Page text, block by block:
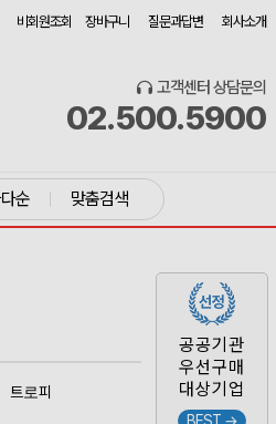
비회원조회 장바구니 질문과답변 회사소개
고객센터 상담문의
02.500.5900
공공기관
우선구매
대상기업
순 맞춤검색
트로피